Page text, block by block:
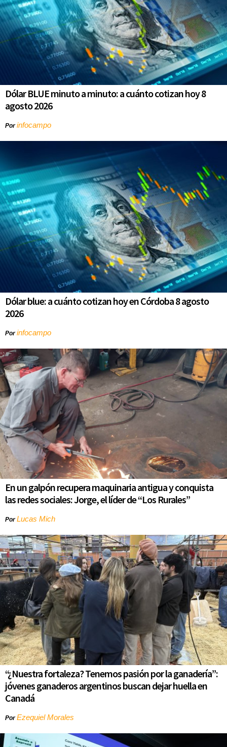
Dólar BLUE minuto a minuto: a cuánto cotizan hoy 8
agosto 2026
Porinfocampo
Dólar blue: a cuánto cotizan hoy en Córdoba 8 agosto
2026
Porinfocampo
En un galpón recupera maquinaria antigua y conquista
las redes sociales: Jorge, el líder de “Los Rurales”
PorLucas Mich
“¿Nuestra fortaleza? Tenemos pasión por la ganadería”:
jóvenes ganaderos argentinos buscan dejar huella en
Canadá
PorEzequiel Morales